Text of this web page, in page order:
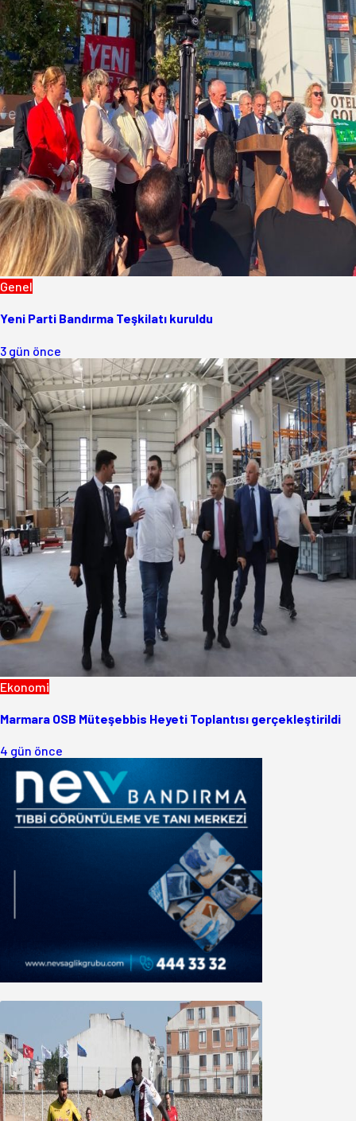
Genel
Yeni Parti Bandırma Teşkilatı kuruldu
3 gün önce
Ekonomi
Marmara OSB Müteşebbis Heyeti Toplantısı gerçekleştirildi
4 gün önce